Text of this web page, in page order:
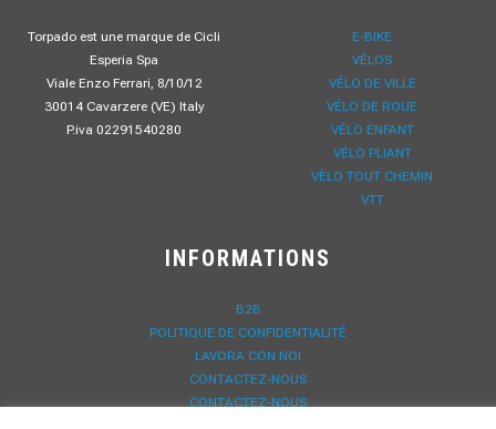
Torpado est une marque de Cicli
Esperia Spa
Viale Enzo Ferrari, 8/10/12
30014 Cavarzere (VE) Italy
P.iva 02291540280
E-BIKE
VÉLOS
VÉLO DE VILLE
VÉLO DE ROUE
VÉLO ENFANT
VÉLO PLIANT
VÈLO TOUT CHEMIN
VTT
INFORMATIONS
B2B
POLITIQUE DE CONFIDENTIALITÉ
LAVORA CON NOI
CONTACTEZ-NOUS
CONTACTEZ-NOUS